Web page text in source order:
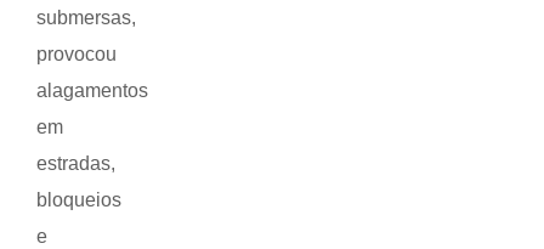
submersas,
provocou
alagamentos
em
estradas,
bloqueios
e